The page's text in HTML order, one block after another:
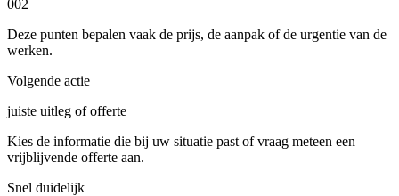
002
Deze punten bepalen vaak de prijs, de aanpak of de urgentie van de
werken.
Volgende actie
juiste uitleg of offerte
Kies de informatie die bij uw situatie past of vraag meteen een
vrijblijvende offerte aan.
Snel duidelijk